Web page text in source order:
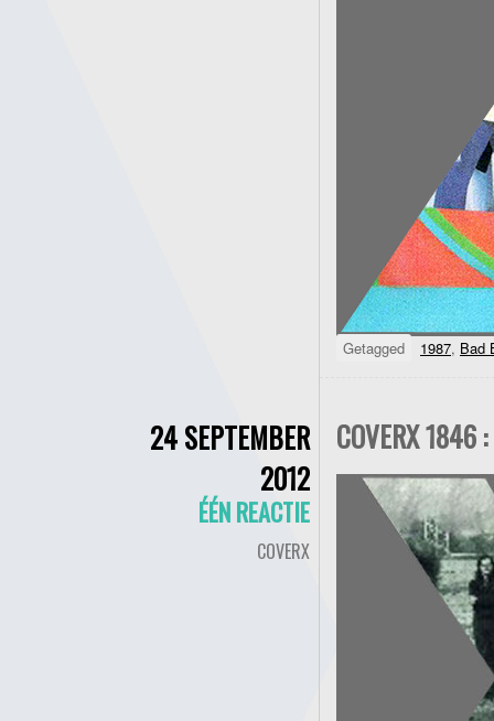
Getagged 1987, Bad
24 SEPTEMBER
2012
ÉÉN REACTIE
COVERX
COVERX 1846